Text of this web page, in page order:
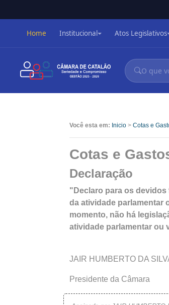
Home Institucional Atos Legislativos
Você esta em: Inicio > Cotas e
Cotas e
Declaração
"Declaro para os devidos
da atividade parlamentar
momento, não há
atividade parlamentar ou
JAIR HUMBERTO DA
Presidente da Câmara